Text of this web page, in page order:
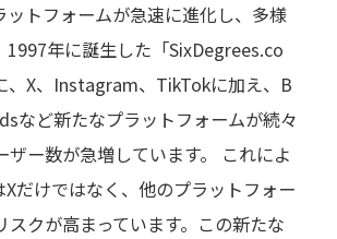
ットフォームが急速に進化し、多様
1997年に誕生した「SixDegrees.co
、X、Instagram、TikTokに加え、B
など新たなプラットフォームが続々
ザー数が急増しています。 これによ
Xだけではなく、他のプラットフォー
スクが高まっています。この新たな